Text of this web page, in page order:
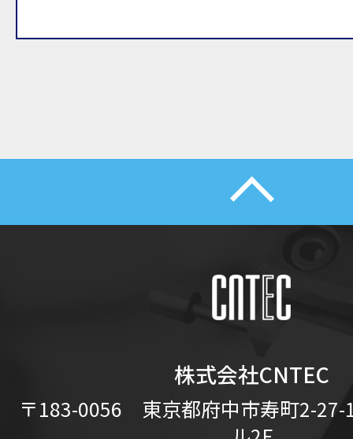
株式会社CNTEC
〒183-0056 東京都府中市寿町2-